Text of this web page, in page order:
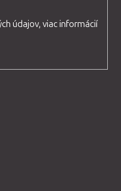
údajov, viac informácií